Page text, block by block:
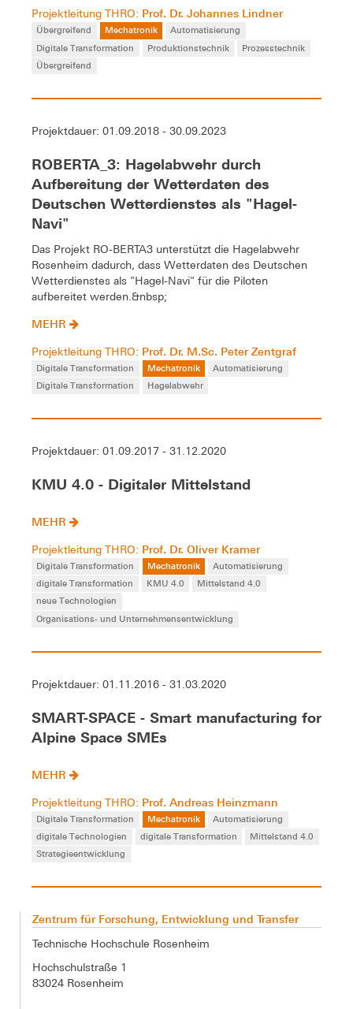
Projektleitung THRO: Prof. Dr. Johannes Lindner
Übergreifend Mechatronik
Automatisierung
Digitale Transformation
Produktionstechnik
Prozesstechnik
Übergreifend
Projektdauer: 01.09.2018 - 30.09.2023
ROBERTA_3: Hagelabwehr durch
Aufbereitung der Wetterdaten des
Deutschen Wetterdienstes als "Hagel-
Navi"
Das Projekt RO-BERTA3 unterstützt die Hagelabwehr
Rosenheim dadurch, dass Wetterdaten des Deutschen
Wetterdienstes als "Hagel-Navi" für die Piloten
aufbereitet werden.&nbsp;
MEHR
Projektleitung THRO: Prof. Dr. M.Sc. Peter Zentgraf
Digitale Transformation Mechatronik
Automatisierung
Digitale Transformation
Hagelabwehr
Projektdauer: 01.09.2017 - 31.12.2020
KMU 4.0 - Digitaler Mittelstand
MEHR
Projektleitung THRO: Prof. Dr. Oliver Kramer
Digitale Transformation Mechatronik
Automatisierung
digitale Transformation
KMU 4.0
Mittelstand 4.0
neue Technologien
Organisations- und Unternehmensentwicklung
Projektdauer: 01.11.2016 - 31.03.2020
SMART-SPACE - Smart manufacturing for
Alpine Space SMEs
MEHR
Projektleitung THRO: Prof. Andreas Heinzmann
Digitale Transformation Mechatronik
Automatisierung
digitale Technologien
digitale Transformation
Mittelstand 4.0
Strategieentwicklung
Zentrum für Forschung, Entwicklung und Transfer
Technische Hochschule Rosenheim
Hochschulstraße 1
83024 Rosenheim